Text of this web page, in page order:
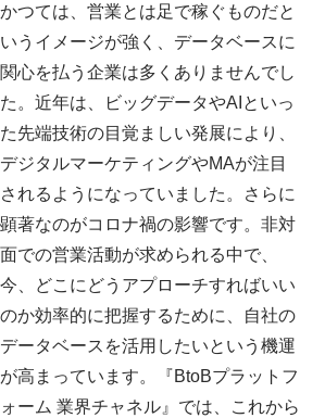
かつては、営業とは足で稼ぐものだと
いうイメージが強く、データベースに
関心を払う企業は多くありませんでし
た。近年は、ビッグデータやAIといっ
た先端技術の目覚ましい発展により、
デジタルマーケティングやMAが注目
されるようになっていました。さらに
顕著なのがコロナ禍の影響です。非対
面での営業活動が求められる中で、
今、どこにどうアプローチすればいい
のか効率的に把握するために、自社の
データベースを活用したいという機運
が高まっています。『BtoBプラットフ
ォーム 業界チャネル』では、これから